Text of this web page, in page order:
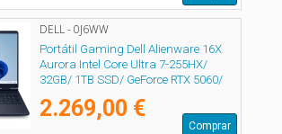
DELL - 0J6WW
Portátil Gaming Dell Alienware 16X
Aurora Intel Core Ultra 7-255HX/
32GB/ 1TB SSD/ GeForce RTX 5060/
2.269,00 €
Comprar